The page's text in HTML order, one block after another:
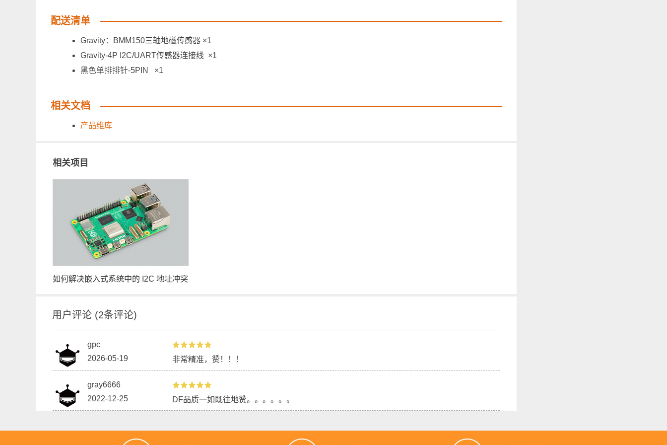
配送清单
Gravity：BMM150三轴地磁传感器 ×1
Gravity-4P I2C/UART传感器连接线 ×1
黑色单排排针-5PIN ×1
相关文档
产品维库
相关项目
如何解决嵌入式系统中的 I2C 地址冲突
用户评论 (2条评论)
gpc
2026-05-19
非常精准，赞！！！
gray6666
2022-12-25
DF品质一如既往地赞。。。。。。